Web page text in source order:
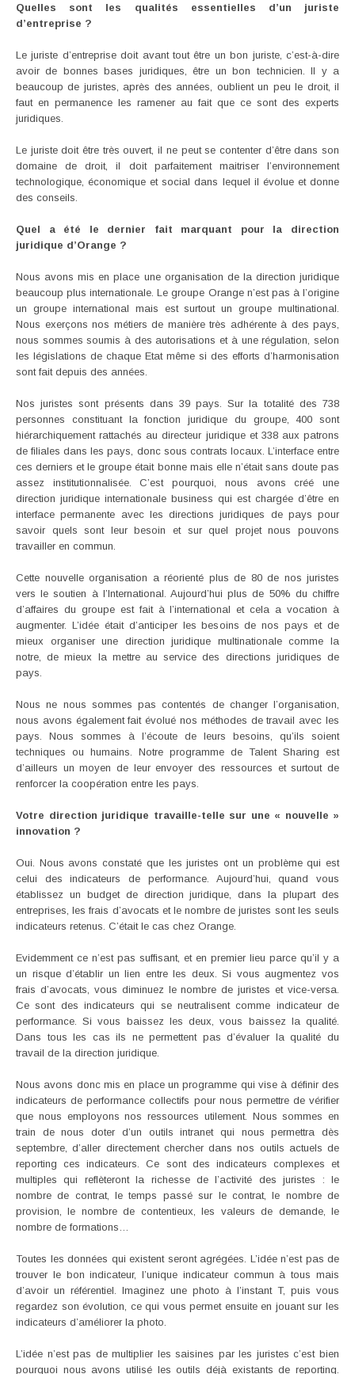
Quelles sont les qualités essentielles d’un juriste
d’entreprise ?
Le juriste d’entreprise doit avant tout être un bon juriste, c’est-à-dire
avoir de bonnes bases juridiques, être un bon technicien. Il y a
beaucoup de juristes, après des années, oublient un peu le droit, il
faut en permanence les ramener au fait que ce sont des experts
juridiques.
Le juriste doit être très ouvert, il ne peut se contenter d’être dans son
domaine de droit, il doit parfaitement maitriser l’environnement
technologique, économique et social dans lequel il évolue et donne
des conseils.
Quel a été le dernier fait marquant pour la direction
juridique d’Orange ?
Nous avons mis en place une organisation de la direction juridique
beaucoup plus internationale. Le groupe Orange n’est pas à l’origine
un groupe international mais est surtout un groupe multinational.
Nous exerçons nos métiers de manière très adhérente à des pays,
nous sommes soumis à des autorisations et à une régulation, selon
les législations de chaque Etat même si des efforts d’harmonisation
sont fait depuis des années.
Nos juristes sont présents dans 39 pays. Sur la totalité des 738
personnes constituant la fonction juridique du groupe, 400 sont
hiérarchiquement rattachés au directeur juridique et 338 aux patrons
de filiales dans les pays, donc sous contrats locaux. L’interface entre
ces derniers et le groupe était bonne mais elle n’était sans doute pas
assez institutionnalisée. C’est pourquoi, nous avons créé une
direction juridique internationale business qui est chargée d’être en
interface permanente avec les directions juridiques de pays pour
savoir quels sont leur besoin et sur quel projet nous pouvons
travailler en commun.
Cette nouvelle organisation a réorienté plus de 80 de nos juristes
vers le soutien à l’International. Aujourd’hui plus de 50% du chiffre
d’affaires du groupe est fait à l’international et cela a vocation à
augmenter. L’idée était d’anticiper les besoins de nos pays et de
mieux organiser une direction juridique multinationale comme la
notre, de mieux la mettre au service des directions juridiques de
pays.
Nous ne nous sommes pas contentés de changer l’organisation,
nous avons également fait évolué nos méthodes de travail avec les
pays. Nous sommes à l’écoute de leurs besoins, qu’ils soient
techniques ou humains. Notre programme de Talent Sharing est
d’ailleurs un moyen de leur envoyer des ressources et surtout de
renforcer la coopération entre les pays.
Votre direction juridique travaille-telle sur une « nouvelle »
innovation ?
Oui. Nous avons constaté que les juristes ont un problème qui est
celui des indicateurs de performance. Aujourd’hui, quand vous
établissez un budget de direction juridique, dans la plupart des
entreprises, les frais d’avocats et le nombre de juristes sont les seuls
indicateurs retenus. C’était le cas chez Orange.
Evidemment ce n’est pas suffisant, et en premier lieu parce qu’il y a
un risque d’établir un lien entre les deux. Si vous augmentez vos
frais d’avocats, vous diminuez le nombre de juristes et vice-versa.
Ce sont des indicateurs qui se neutralisent comme indicateur de
performance. Si vous baissez les deux, vous baissez la qualité.
Dans tous les cas ils ne permettent pas d’évaluer la qualité du
travail de la direction juridique.
Nous avons donc mis en place un programme qui vise à définir des
indicateurs de performance collectifs pour nous permettre de vérifier
que nous employons nos ressources utilement. Nous sommes en
train de nous doter d’un outils intranet qui nous permettra dès
septembre, d’aller directement chercher dans nos outils actuels de
reporting ces indicateurs. Ce sont des indicateurs complexes et
multiples qui reflèteront la richesse de l’activité des juristes : le
nombre de contrat, le temps passé sur le contrat, le nombre de
provision, le nombre de contentieux, les valeurs de demande, le
nombre de formations…
Toutes les données qui existent seront agrégées. L’idée n’est pas de
trouver le bon indicateur, l’unique indicateur commun à tous mais
d’avoir un référentiel. Imaginez une photo à l’instant T, puis vous
regardez son évolution, ce qui vous permet ensuite en jouant sur les
indicateurs d’améliorer la photo.
L’idée n’est pas de multiplier les saisines par les juristes c’est bien
pourquoi nous avons utilisé les outils déjà existants de reporting.